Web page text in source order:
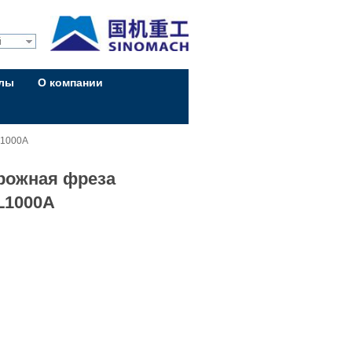
О компании
фреза